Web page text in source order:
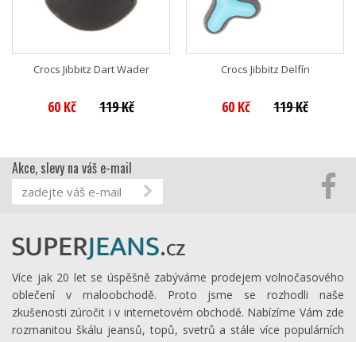
Crocs Jibbitz Dart Wader
60 Kč 119 Kč
Crocs Jibbitz Delfín
60 Kč 119 Kč
Akce, slevy na váš e-mail
Více jak 20 let se úspěšně zabýváme prodejem volnočasového
oblečení v maloobchodě. Proto jsme se rozhodli naše
zkušenosti zúročit i v internetovém obchodě. Nabízíme Vám zde
rozmanitou škálu jeansů, topů, svetrů a stále více populárních